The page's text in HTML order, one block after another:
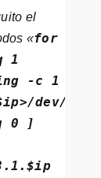
el
«for
1
-c 1
dev/null;
0 ]